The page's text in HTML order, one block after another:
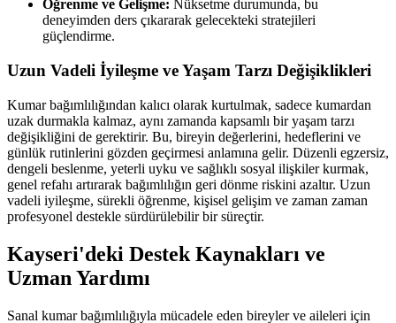
Öğrenme ve Gelişme: Nüksetme durumunda, bu
deneyimden ders çıkararak gelecekteki stratejileri
güçlendirme.
Uzun Vadeli İyileşme ve Yaşam Tarzı Değişiklikleri
Kumar bağımlılığından kalıcı olarak kurtulmak, sadece kumardan
uzak durmakla kalmaz, aynı zamanda kapsamlı bir yaşam tarzı
değişikliğini de gerektirir. Bu, bireyin değerlerini, hedeflerini ve
günlük rutinlerini gözden geçirmesi anlamına gelir. Düzenli egzersiz,
dengeli beslenme, yeterli uyku ve sağlıklı sosyal ilişkiler kurmak,
genel refahı artırarak bağımlılığın geri dönme riskini azaltır. Uzun
vadeli iyileşme, sürekli öğrenme, kişisel gelişim ve zaman zaman
profesyonel destekle sürdürülebilir bir süreçtir.
Kayseri'deki Destek Kaynakları ve
Uzman Yardımı
Sanal kumar bağımlılığıyla mücadele eden bireyler ve aileleri için